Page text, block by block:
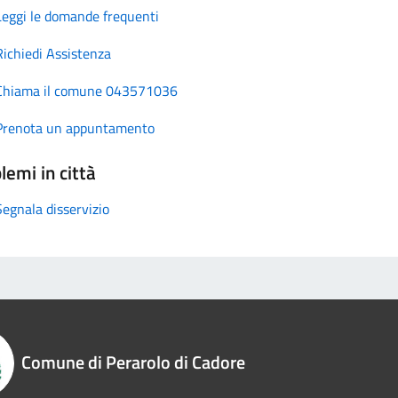
le domande frequenti
Assistenza
il comune 043571036
un appuntamento
in città
disservizio
Comune di Perarolo di Cadore